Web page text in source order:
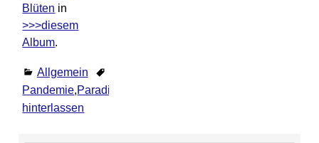
Blüten in
>>>diesem
Album.
Allgemein
Pandemie,Paradiesvogelblume
hinterlassen